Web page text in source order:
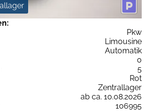
Pkw
Limousine
Automatik
0
5
Rot
Zentrallager
ab ca. 10.08.2026
106995